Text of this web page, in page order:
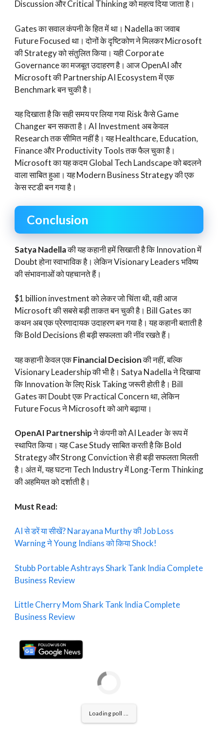
Discussion और Critical Thinking को महत्व दिया जाता है।
Gates का सवाल कंपनी के हित में था। Nadella का जवाब
Future Focused था। दोनों के दृष्टिकोण ने मिलकर Microsoft
की Strategy को संतुलित किया। यही Corporate
Governance का मजबूत उदाहरण है। आज OpenAI और
Microsoft की Partnership AI Ecosystem में एक
Benchmark बन चुकी है।
यह दिखाता है कि सही समय पर लिया गया Risk कैसे Game
Changer बन सकता है। AI Investment अब केवल
Research तक सीमित नहीं है। यह Healthcare, Education,
Finance और Productivity Tools तक फैल चुका है।
Microsoft का यह कदम Global Tech Landscape को बदलने
वाला साबित हुआ। यह Modern Business Strategy की एक
केस स्टडी बन गया है।
Conclusion
Satya Nadellaकी यह कहानी हमें सिखाती है कि Innovation में
Doubt होना स्वाभाविक है। लेकिन Visionary Leaders भविष्य
की संभावनाओं को पहचानते हैं।
$1 billion investment को लेकर जो चिंता थी, वही आज
Microsoft की सबसे बड़ी ताकत बन चुकी है। Bill Gates का
कथन अब एक प्रेरणादायक उदाहरण बन गया है। यह कहानी बताती है
कि Bold Decisions ही बड़ी सफलता की नींव रखते हैं।
यह कहानी केवल एकFinancial Decisionकी नहीं, बल्कि
Visionary Leadership की भी है। Satya Nadella ने दिखाया
कि Innovation के लिए Risk Taking जरूरी होती है। Bill
Gates का Doubt एक Practical Concern था, लेकिन
Future Focus ने Microsoft को आगे बढ़ाया।
OpenAI Partnershipने कंपनी को AI Leader के रूप में
स्थापित किया। यह Case Study साबित करती है कि Bold
Strategy और Strong Conviction से ही बड़ी सफलता मिलती
है। अंत में, यह घटना Tech Industry में Long-Term Thinking
की अहमियत को दर्शाती है।
Must Read:
AI से डरें या सीखें? Narayana Murthy की Job Loss
Warning ने Young Indians को किया Shock!
Stubb Portable Ashtrays Shark Tank India Complete
Business Review
Little Cherry Mom Shark Tank India Complete
Business Review
Loading poll ...